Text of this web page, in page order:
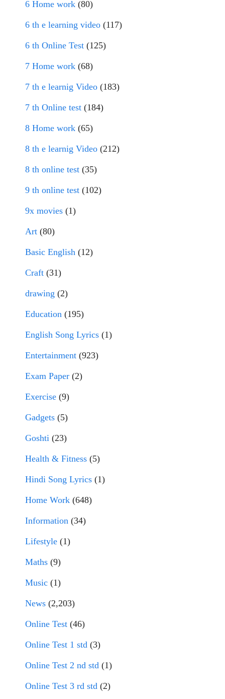
6 Home work (80)
6 th e learning video (117)
6 th Online Test (125)
7 Home work (68)
7 th e learnig Video (183)
7 th Online test (184)
8 Home work (65)
8 th e learnig Video (212)
8 th online test (35)
9 th online test (102)
9x movies (1)
Art (80)
Basic English (12)
Craft (31)
drawing (2)
Education (195)
English Song Lyrics (1)
Entertainment (923)
Exam Paper (2)
Exercise (9)
Gadgets (5)
Goshti (23)
Health & Fitness (5)
Hindi Song Lyrics (1)
Home Work (648)
Information (34)
Lifestyle (1)
Maths (9)
Music (1)
News (2,203)
Online Test (46)
Online Test 1 std (3)
Online Test 2 nd std (1)
Online Test 3 rd std (2)